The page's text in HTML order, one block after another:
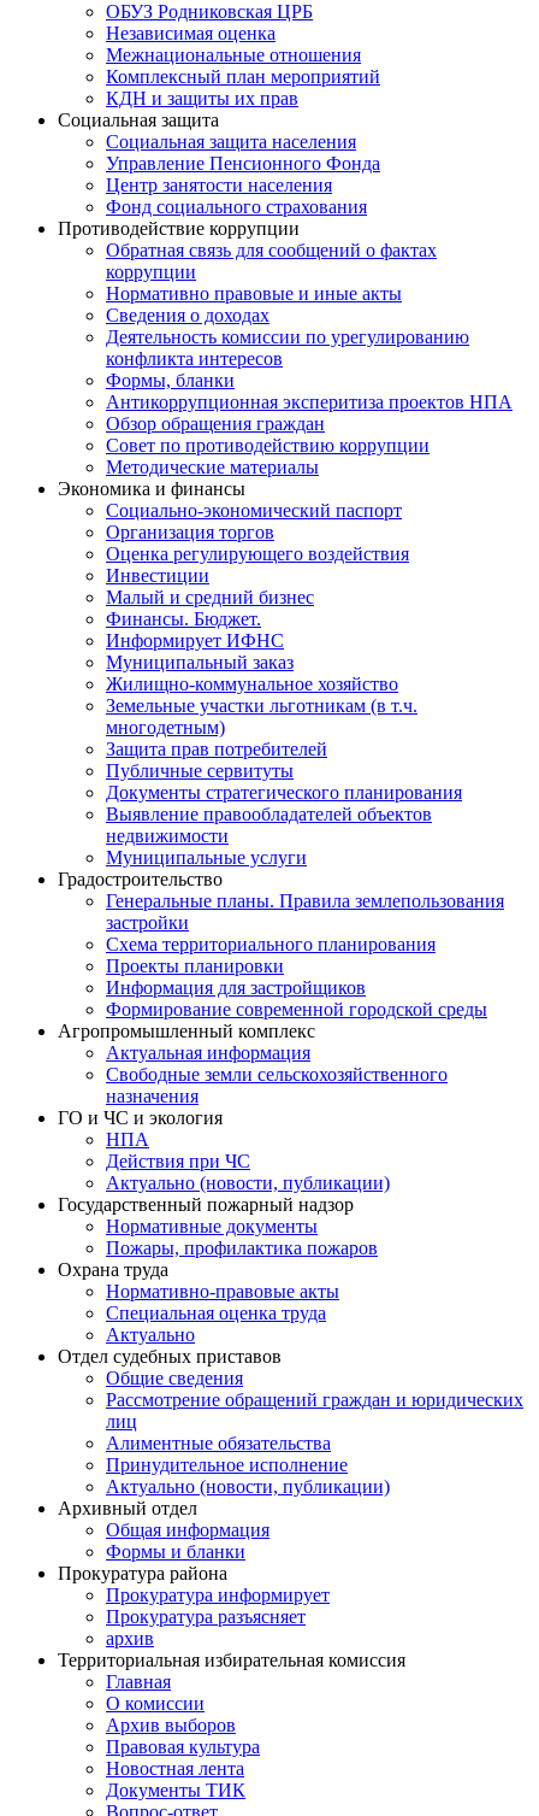
ОБУЗ Родниковская ЦРБ
Независимая оценка
Межнациональные отношения
Комплексный план мероприятий
КДН и защиты их прав
Социальная защита
Социальная защита населения
Управление Пенсионного Фонда
Центр занятости населения
Фонд социального страхования
Противодействие коррупции
Обратная связь для сообщений о фактах
коррупции
Нормативно правовые и иные акты
Сведения о доходах
Деятельность комиссии по урегулированию
конфликта интересов
Формы, бланки
Антикоррупционная эксперитиза проектов НПА
Обзор обращения граждан
Совет по противодействию коррупции
Методические материалы
Экономика и финансы
Социально-экономический паспорт
Организация торгов
Оценка регулирующего воздействия
Инвестиции
Малый и средний бизнес
Финансы. Бюджет.
Информирует ИФНС
Муниципальный заказ
Жилищно-коммунальное хозяйство
Земельные участки льготникам (в т.ч.
многодетным)
Защита прав потребителей
Публичные сервитуты
Документы стратегического планирования
Выявление правообладателей объектов
недвижимости
Муниципальные услуги
Градостроительство
Генеральные планы. Правила землепользования
застройки
Схема территориального планирования
Проекты планировки
Информация для застройщиков
Формирование современной городской среды
Агропромышленный комплекс
Актуальная информация
Свободные земли сельскохозяйственного
назначения
ГО и ЧС и экология
НПА
Действия при ЧС
Актуально (новости, публикации)
Государственный пожарный надзор
Нормативные документы
Пожары, профилактика пожаров
Охрана труда
Нормативно-правовые акты
Специальная оценка труда
Актуально
Отдел судебных приставов
Общие сведения
Рассмотрение обращений граждан и юридических
лиц
Алиментные обязательства
Принудительное исполнение
Актуально (новости, публикации)
Архивный отдел
Общая информация
Формы и бланки
Прокуратура района
Прокуратура информирует
Прокуратура разъясняет
архив
Территориальная избирательная комиссия
Главная
О комиссии
Архив выборов
Правовая культура
Новостная лента
Документы ТИК
Вопрос-ответ